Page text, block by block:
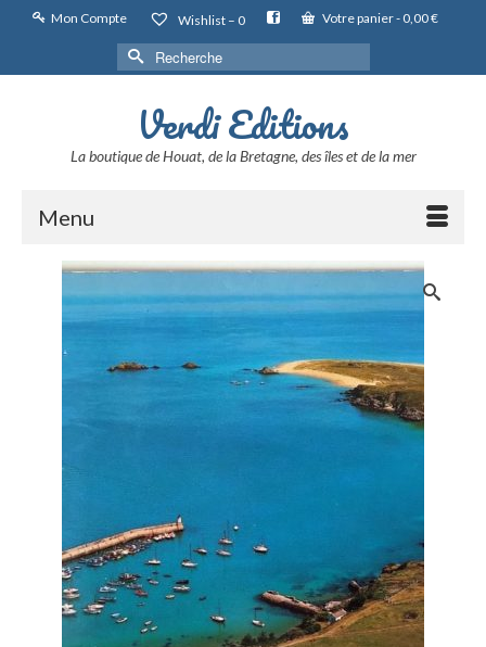
Mon Compte Wishlist – 0 Votre panier- 0,00€
Rechercher :
Verdi Editions
La boutique de Houat, de la Bretagne, des îles et de la mer
Menu